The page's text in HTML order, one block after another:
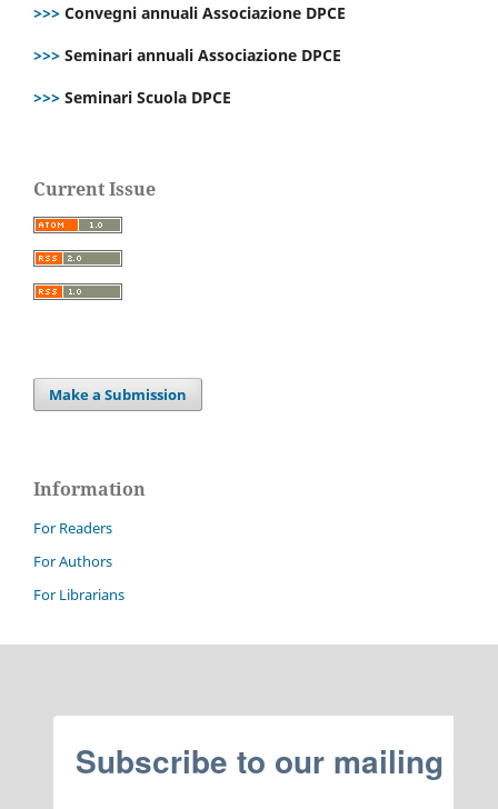
>>> Convegni annuali Associazione DPCE
>>> Seminari annuali Associazione DPCE
>>> Seminari Scuola DPCE
Current Issue
Make a Submission
Information
For Readers
For Authors
For Librarians